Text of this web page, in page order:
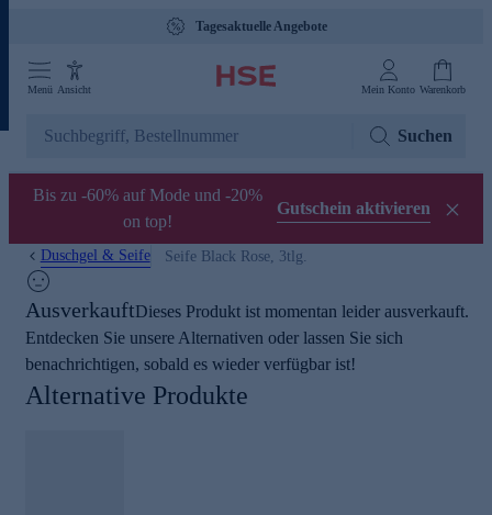
Tagesaktuelle Angebote
Menü Ansicht Mein Konto Warenkorb
Suchen
Bis zu -60% auf Mode und -20%
on top!
Gutschein aktivieren
Duschgel & Seife Seife Black Rose, 3tlg.
AusverkauftDieses Produkt ist momentan leider ausverkauft.
Entdecken Sie unsere Alternativen oder lassen Sie sich
benachrichtigen, sobald es wieder verfügbar ist!
Alternative Produkte